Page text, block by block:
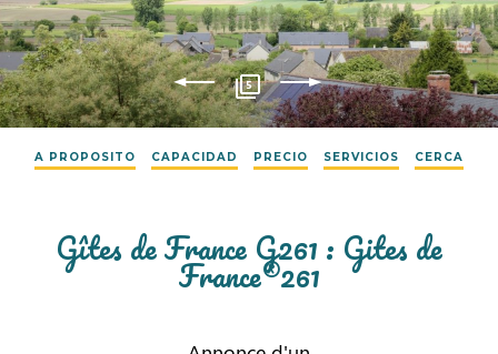
5
A PROPOSITO CAPACIDAD PRECIO SERVICIOS CERCA
Gîtes de France G261 : Gites de
France®261